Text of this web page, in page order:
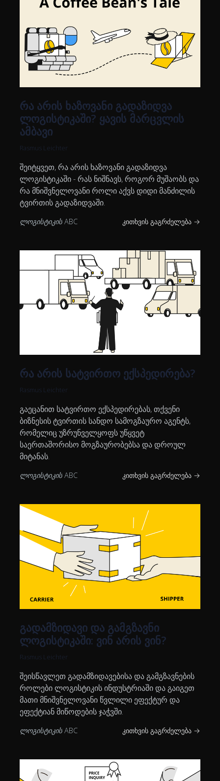
რა არის ხაზოვანი გადაზიდვა
ლოგისტიკაში? ყავის მარცვლის
ამბავი
Rasmus Leichter
შეიტყვეთ, რა არის ხაზოვანი გადაზიდვა
ლოგისტიკაში - რას ნიშნავს, როგორ მუშაობს და
რა მნიშვნელოვანი როლი აქვს დიდი მანძილის
ტვირთის გადაზიდვაში.
ლოგისტიკის ABC კითხვის გაგრძელება →
რა არის სატვირთო ექსპედირება?
Rasmus Leichter
გაეცანით სატვირთო ექსპედირებას, თქვენი
ბიზნესის ტვირთის სანდო სამოგზაურო აგენტს,
რომელიც უზრუნველყოფს უწყვეტ
საერთაშორისო მოგზაურობებსა და დროულ
მიტანას.
ლოგისტიკის ABC კითხვის გაგრძელება →
გადამზიდავი და გამგზავნი
ლოგისტიკაში: ვინ არის ვინ?
Rasmus Leichter
შეისწავლეთ გადამზიდავებისა და გამგზავნების
როლები ლოგისტიკის ინდუსტრიაში და გაიგეთ
მათი მნიშვნელოვანი წვლილი ეფექტურ და
ეფექტიან მიწოდების ჯაჭვში.
ლოგისტიკის ABC კითხვის გაგრძელება →